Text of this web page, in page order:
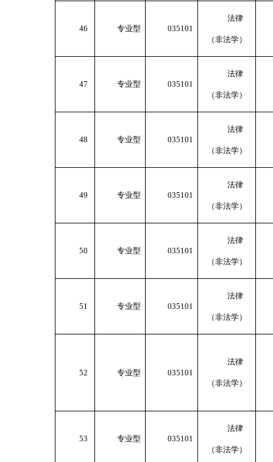
46 专业型 035101
法律
（非法学）
47 专业型 035101
法律
（非法学）
48 专业型 035101
法律
（非法学）
49 专业型 035101
法律
（非法学）
50 专业型 035101
法律
（非法学）
51 专业型 035101
法律
（非法学）
52 专业型 035101
法律
（非法学）
53 专业型 035101
法律
（非法学）